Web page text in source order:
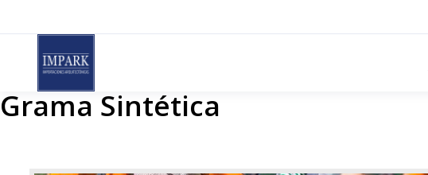
al
contenido
Grama Sintética